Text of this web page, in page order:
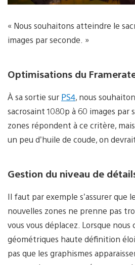
« Nous souhaitons atteindre le
images par seconde. »
Optimisations du
À sa sortie sur PS4, nous
sacrosaint 1080p à 60 images par
zones répondent à ce critère,
un peu d’huile de coude, on
Gestion du niveau de
Il faut par exemple s’assurer que
nouvelles zones ne prenne pas
vous vous déplacez. Lorsque
géométriques haute définition
pas que les graphismes